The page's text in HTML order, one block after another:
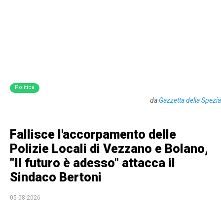
Politica
da Gazzetta della Spezia
Fallisce l'accorpamento delle
Polizie Locali di Vezzano e Bolano,
"Il futuro è adesso" attacca il
Sindaco Bertoni
05-08-2026